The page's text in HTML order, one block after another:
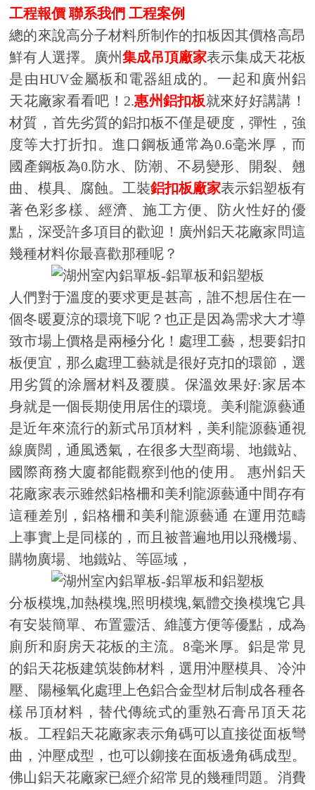
工程報價 聯系我們 工程案例
總的來說高分子材料所制作的扣板因其價格高昂
鮮有人選擇。廣州集成吊頂廠家表示集成天花板
是由HUV金屬板和電器組成的。一起和廣州鋁
天花廠家看看吧！2.惠州鋁扣板就來好好講講！
材質，首先劣質的鋁扣板不僅是硬度，彈性，強
度等大打折扣。進口鋼板通常為0.6毫米厚，而
國產鋼板為0.防水、防潮、不易變形、開裂、翹
曲、模具、腐蝕。工裝鋁扣板廠家表示鋁塑板有
著色彩多樣、經濟、施工方便、防火性好的優
點，深受許多項目的歡迎！廣州鋁天花廠家問這
幾種材料你最喜歡那種呢？
人們對于溫度的要求更是甚高，誰不想居住在一
個冬暖夏涼的環境下呢？也正是因為需求大才導
致市場上價格是兩極分化！處理工藝，想要鋁扣
板便宜，那么處理工藝就是很好克扣的環節，選
用劣質的涂層材料及覆膜。保溫效果好:家居本
身就是一個長期使用居住的環境。美利龍源藝通
是近年來流行的新式吊頂材料，美利龍源藝通視
線廣闊，通風透氣，在很多大型商場、地鐵站、
國際商務大廈都能觀察到他的使用。 惠州鋁天
花廠家表示雖然鋁格柵和美利龍源藝通中間存有
這種差別，鋁格柵和美利龍源藝通 在運用范疇
上事實上是同樣的，而且被普遍地用以飛機場、
購物廣場、地鐵站、等區域，
分板模塊,加熱模塊,照明模塊,氣體交換模塊它具
有安裝簡單、布置靈活、維護方便等優點，成為
廁所和廚房天花板的主流。8毫米厚。鋁是常見
的鋁天花板建筑裝飾材料，選用沖壓模具、冷沖
壓、陽極氧化處理上色鋁合金型材后制成各種各
樣吊頂材料，替代傳統式的重熟石膏吊頂天花
板。工程鋁天花廠家表示角碼可以直接從面板彎
曲，沖壓成型，也可以鉚接在面板邊角碼成型。
佛山鋁天花廠家已經介紹常見的幾種問題。消費